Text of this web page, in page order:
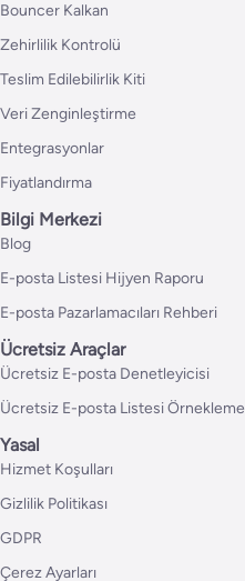
Bouncer Kalkan
Zehirlilik Kontrolü
Teslim Edilebilirlik Kiti
Veri Zenginleştirme
Entegrasyonlar
Fiyatlandırma
Bilgi Merkezi
Blog
E-posta Listesi Hijyen Raporu
E-posta Pazarlamacıları Rehberi
Ücretsiz Araçlar
Ücretsiz E-posta Denetleyicisi
Ücretsiz E-posta Listesi Örnekleme
Yasal
Hizmet Koşulları
Gizlilik Politikası
GDPR
Çerez Ayarları